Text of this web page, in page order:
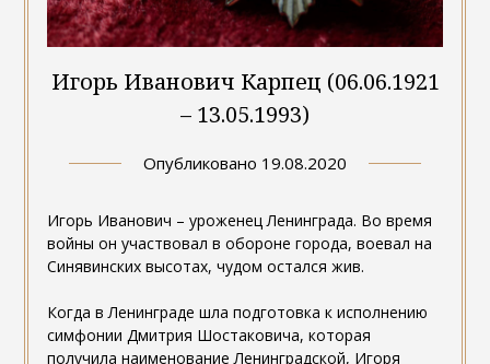
Игорь Иванович Карпец (06.06.1921
– 13.05.1993)
Опубликовано 19.08.2020
Игорь Иванович – уроженец Ленинграда. Во время
войны он участвовал в обороне города, воевал на
Синявинских высотах, чудом остался жив.
Когда в Ленинграде шла подготовка к исполнению
симфонии Дмитрия Шостаковича, которая
получила наименование Ленинградской, Игоря